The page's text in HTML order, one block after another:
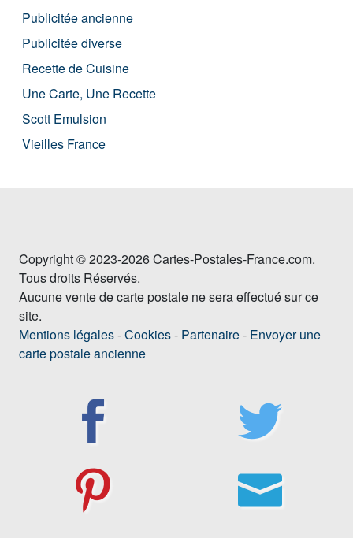
Publicitée ancienne
Publicitée diverse
Recette de Cuisine
Une Carte, Une Recette
Scott Emulsion
Vieilles France
Copyright © 2023-2026 Cartes-Postales-France.com.
Tous droits Réservés.
Aucune vente de carte postale ne sera effectué sur ce
site.
Mentions légales-Cookies- Partenaire- Envoyer une
carte postale ancienne